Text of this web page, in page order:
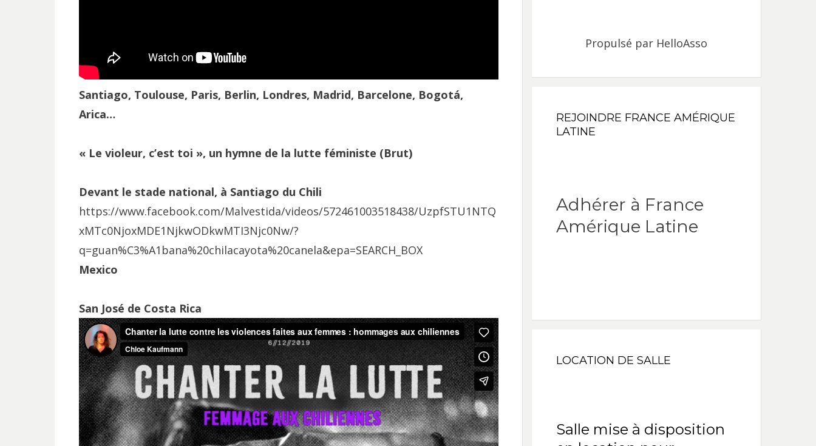
Santiago, Toulouse, Paris, Berlin, Londres, Madrid, Barcelone, Bogotá,
Arica…
« Le violeur, c’est toi », un hymne de la lutte féministe (Brut)
Devant le stade national, à Santiago du Chili
https://www.facebook.com/Malvestida/videos/572461003518438/UzpfSTU1NTQ
xMTc0NjoxMDE1NjkwODkwMTI3Njc0Nw/?
q=guan%C3%A1bana%20chilacayota%20canela&epa=SEARCH_BOX
Mexico
San José de Costa Rica
Propulsé par HelloAsso
REJOINDRE FRANCE AMÉRIQUE
LATINE
Adhérer à France
Amérique Latine
LOCATION DE SALLE
Salle mise à disposition